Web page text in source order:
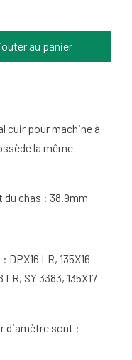
au panier
cuir pour machine à
la même
du chas : 38.9mm
LR, 135X16
LR, SY 3383, 135X17
diamètre sont :